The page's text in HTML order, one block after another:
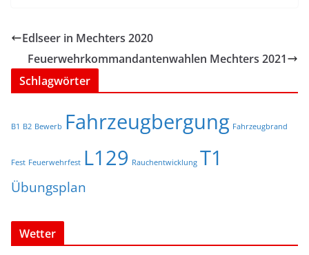
Edlseer in Mechters 2020
Feuerwehrkommandantenwahlen Mechters 2021
Schlagwörter
B1 B2 Bewerb Fahrzeugbergung Fahrzeugbrand
Fest Feuerwehrfest L129 Rauchentwicklung T1
Übungsplan
Wetter